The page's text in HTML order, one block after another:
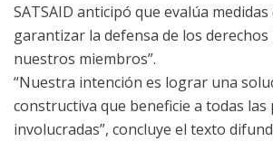
SATSAID anticipó que evalúa
garantizar la defensa de los derechos
nuestros miembros”.
“Nuestra intención es lograr una
constructiva que beneficie a todas las
involucradas”, concluye el texto